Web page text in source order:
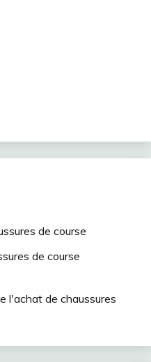
de course
de course
l'achat de chaussures